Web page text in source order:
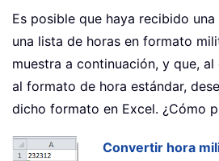
Es posible que haya recibido
una lista de horas en formato
muestra a continuación, y que,
al formato de hora estándar,
dicho formato en Excel. ¿Cómo
Convertir hora